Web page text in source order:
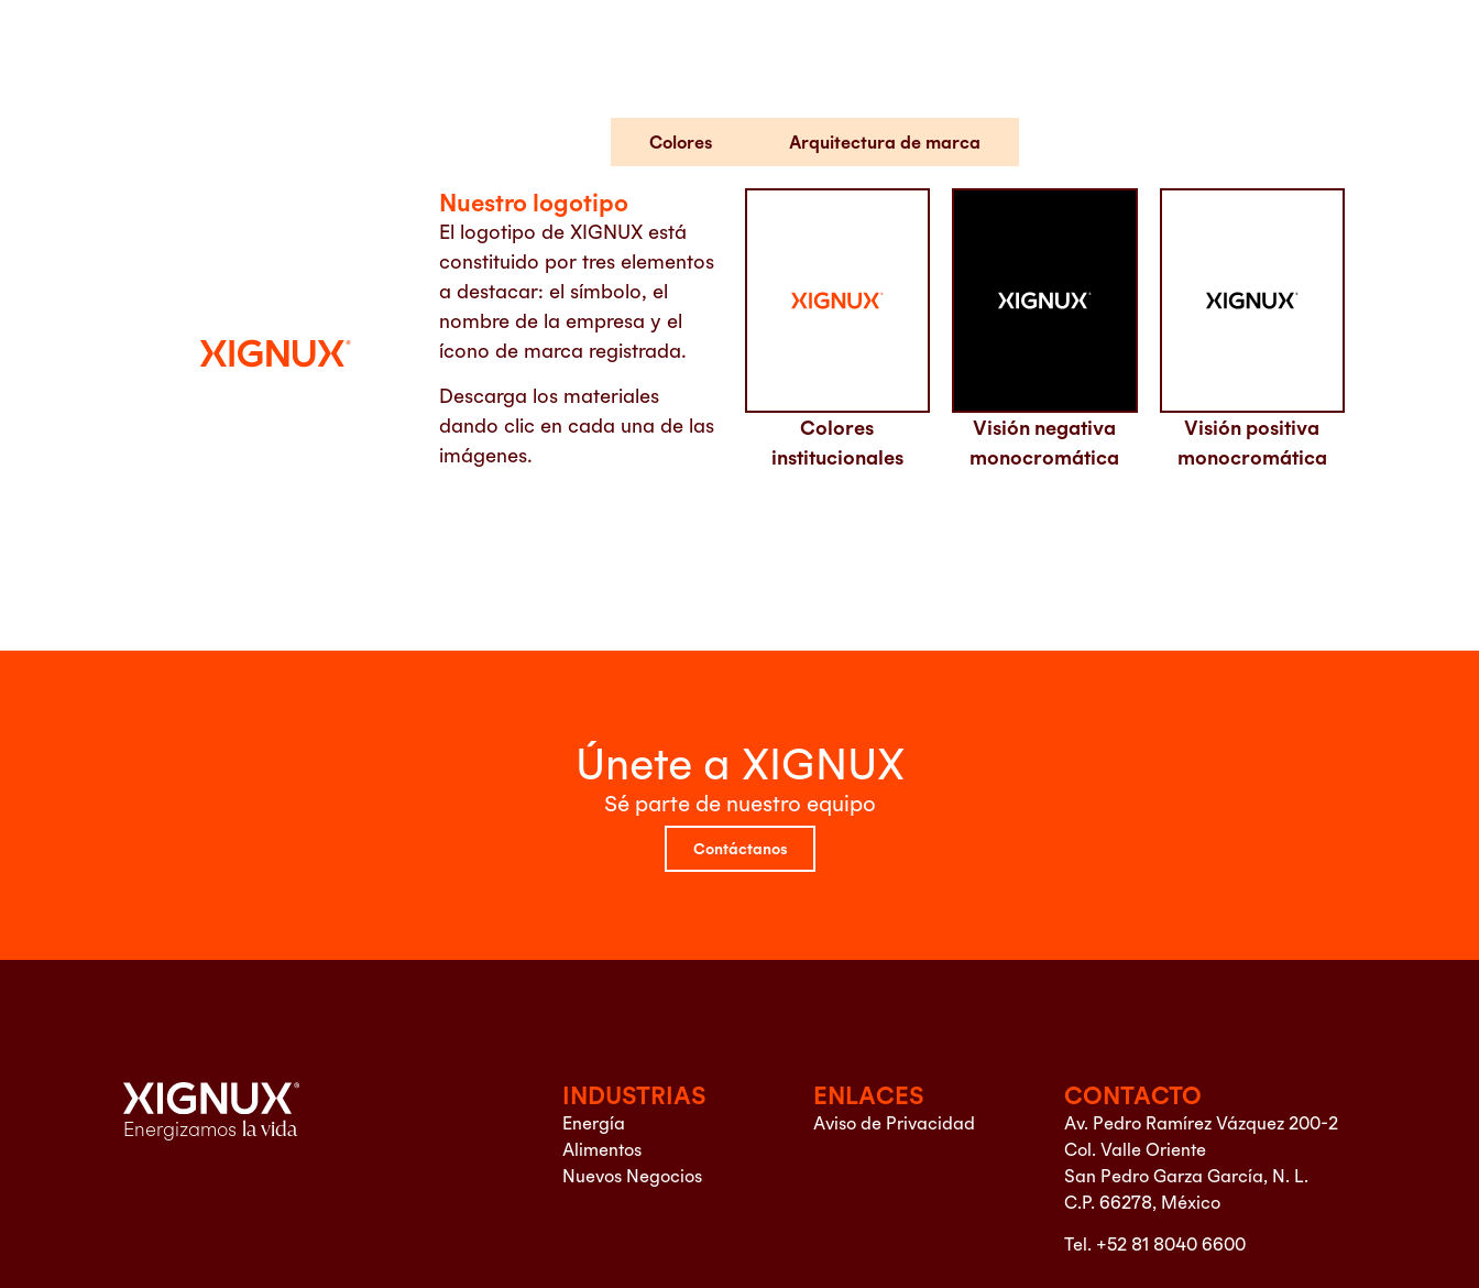
Colores Arquitectura de marca
Nuestro logotipo
El logotipo de XIGNUX está
constituido por tres elementos
a destacar: el símbolo, el
nombre de la empresa y el
ícono de marca registrada.
Descarga los materiales
dando clic en cada una de las
imágenes.
Colores
institucionales
Visión negativa
monocromática
Visión positiva
monocromática
Únete a XIGNUX
Sé parte de nuestro equipo
Contáctanos
Energizamos la vida
INDUSTRIAS
Energía
Alimentos
Nuevos Negocios
ENLACES
Aviso de Privacidad
CONTACTO
Av. Pedro Ramírez Vázquez 200-2
Col. Valle Oriente
San Pedro Garza García, N. L.
C.P. 66278, México
Tel. +52 81 8040 6600